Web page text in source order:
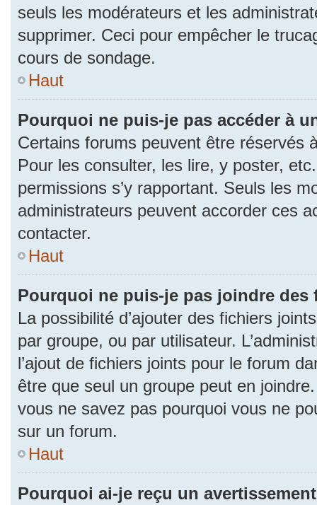
seuls les modérateurs et les
supprimer. Ceci pour empêcher le
cours de sondage.
Haut
Pourquoi ne puis-je pas accéder à
Certains forums peuvent être réservés
Pour les consulter, les lire, y poster,
permissions s’y rapportant. Seuls les
administrateurs peuvent accorder ces
contacter.
Haut
Pourquoi ne puis-je pas joindre des
La possibilité d’ajouter des fichiers
par groupe, ou par utilisateur.
l’ajout de fichiers joints pour le forum
être que seul un groupe peut en
vous ne savez pas pourquoi vous ne
sur un forum.
Haut
Pourquoi ai-je reçu un